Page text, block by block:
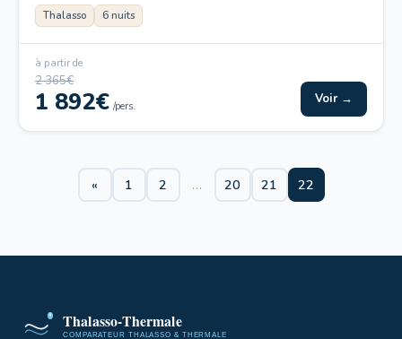
Thalasso 6 nuits
à partir de
2 365€
1 892€ /pers. Voir →
« 1 2 … 20 21 22